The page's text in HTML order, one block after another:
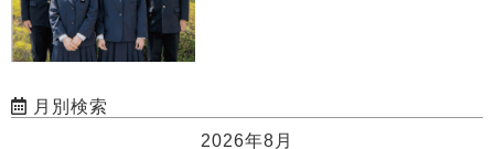
月別検索
2026年8月